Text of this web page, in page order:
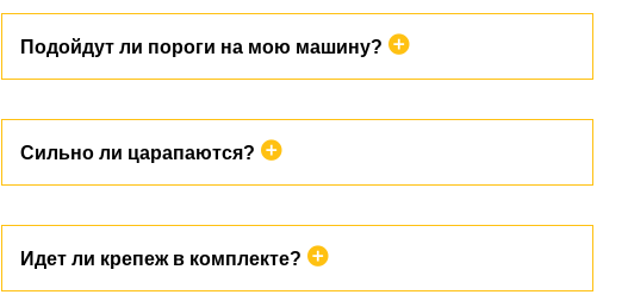
Подойдут ли пороги на мою машину?
характеристики вы можете увидеть марку и модель автомобиля. А так же
мы указываем поколение.
Сильно ли царапаются?
высокой устойчивостью к царапинам и истиранию. Благодаря
специальному покрытию, пороги сохраняют свой исходный внешний вид
Идет ли крепеж в комплекте?